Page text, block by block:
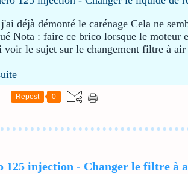
déjà démonté le carénage Cela ne
Nota : faire ce brico lorsque le moteur
le sujet sur le changement filtre à
Repost 0
125 injection - Changer le filtre à